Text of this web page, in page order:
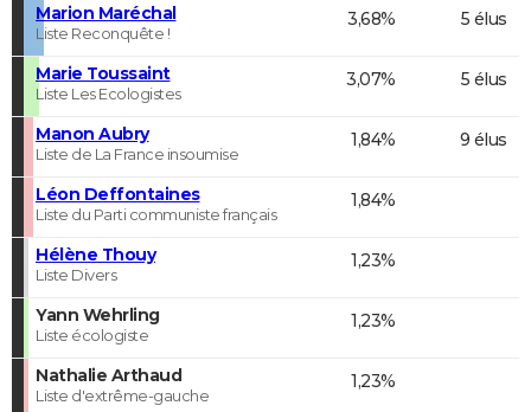
Marion Maréchal
Liste Reconquête !
3,68% 5 élus
Marie Toussaint
Liste Les Ecologistes
3,07% 5 élus
Manon Aubry
Liste de La France insoumise
1,84% 9 élus
Léon Deffontaines
Liste du Parti communiste français
1,84%
Hélène Thouy
Liste Divers
1,23%
Yann Wehrling
Liste écologiste
1,23%
Nathalie Arthaud
Liste d'extrême-gauche
1,23%